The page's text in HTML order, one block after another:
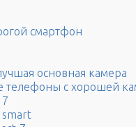
смартфон
основная камера
телефоны с хорошей
smart